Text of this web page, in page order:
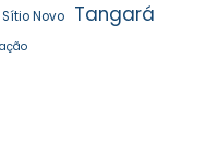
Sítio Novo Tangará